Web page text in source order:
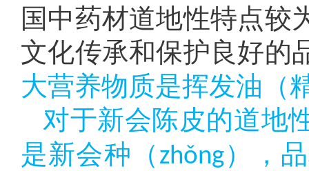
国中药材道地性特点较
文化传承和保护良好的
大营养物质是挥发油（
对于新会陈皮的道地
是新会种（ zhǒng），